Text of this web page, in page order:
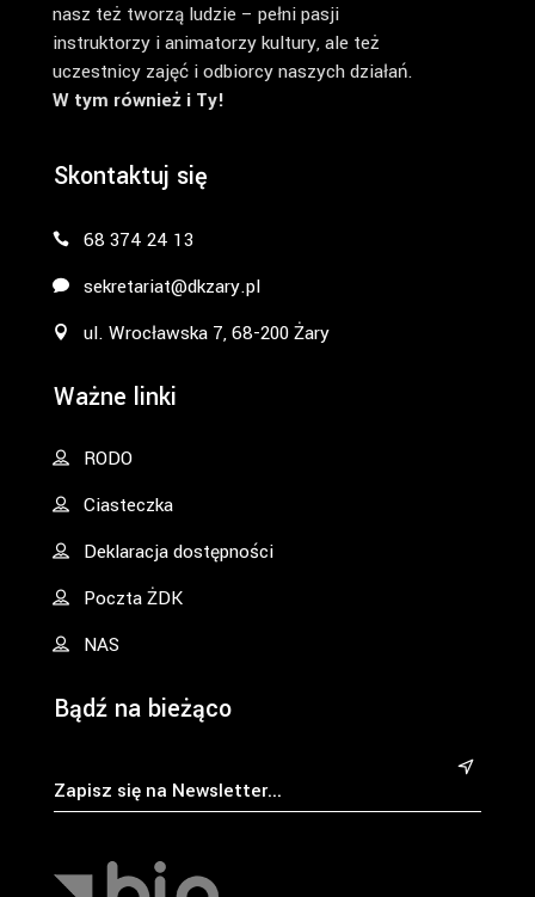
nasz też tworzą ludzie – pełni pasji
instruktorzy i animatorzy kultury, ale też
uczestnicy zajęć i odbiorcy naszych działań.
W tym również i Ty!
Skontaktuj się
68 374 24 13
sekretariat@dkzary.pl
ul. Wrocławska 7, 68-200 Żary
Ważne linki
RODO
Ciasteczka
Deklaracja dostępności
Poczta ŻDK
NAS
Bądź na bieżąco
&